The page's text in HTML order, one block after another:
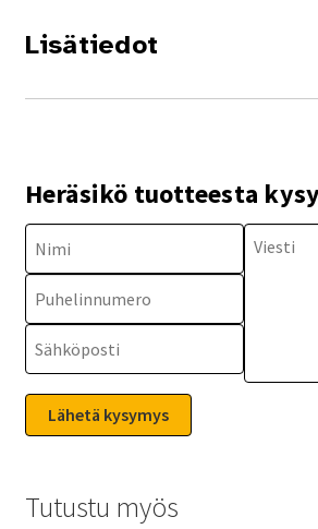
Lisätiedot
Heräsikö tuotteesta
Tutustu myös